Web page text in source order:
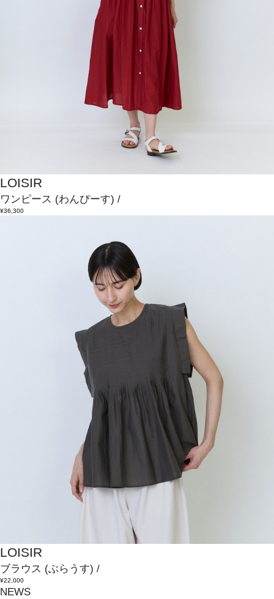
LOISIR
ワンピース (わんぴーす) /
¥36,300
LOISIR
ブラウス (ぶらうす) /
¥22,000
NEWS